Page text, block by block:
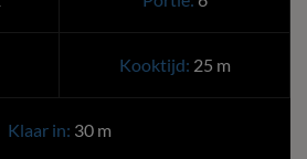
Kooktijd: 25 m
Klaar in: 30 m